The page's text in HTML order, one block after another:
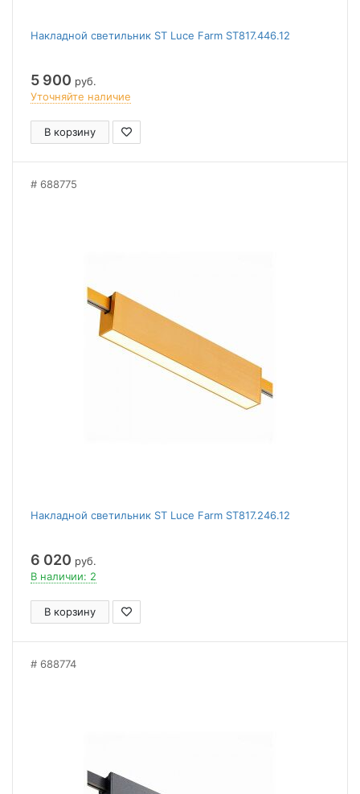
Накладной светильник ST Luce Farm ST817.446.12
5 900 руб.
Уточняйте наличие
В корзину
688775
Накладной светильник ST Luce Farm ST817.246.12
6 020 руб.
В наличии: 2
В корзину
688774